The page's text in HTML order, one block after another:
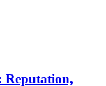
Reputation,